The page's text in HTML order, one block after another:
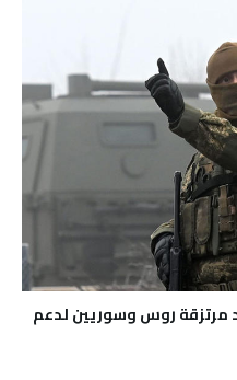
مرتزقة روس وسوريين لدعم